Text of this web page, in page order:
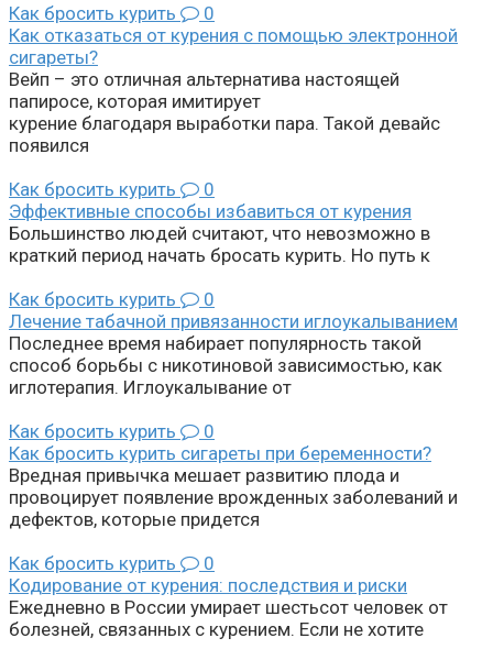
Как бросить курить
0
Как отказаться от курения с помощью электронной
сигареты?
Вейп – это отличная альтернатива настоящей
папиросе, которая имитирует
курение благодаря выработки пара. Такой девайс
появился
Как бросить курить
0
Эффективные способы избавиться от курения
Большинство людей считают, что невозможно в
краткий период начать бросать курить. Но путь к
Как бросить курить
0
Лечение табачной привязанности иглоукалыванием
Последнее время набирает популярность такой
способ борьбы с никотиновой зависимостью, как
иглотерапия. Иглоукалывание от
Как бросить курить
0
Как бросить курить сигареты при беременности?
Вредная привычка мешает развитию плода и
провоцирует появление врожденных заболеваний и
дефектов, которые придется
Как бросить курить
0
Кодирование от курения: последствия и риски
Ежедневно в России умирает шестьсот человек от
болезней, связанных с курением. Если не хотите